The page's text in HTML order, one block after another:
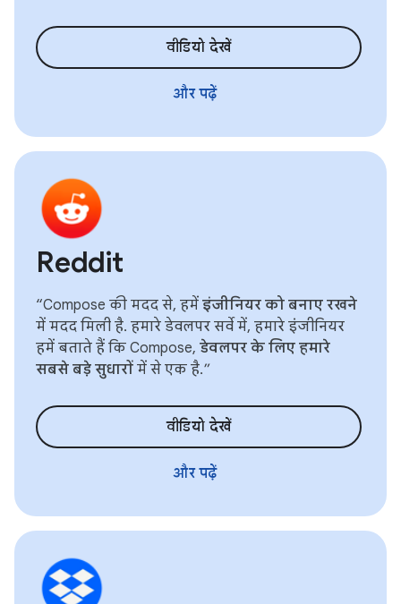
वीडियो देखें
और पढ़ें
Reddit
“Compose की मदद से, हमें इंजीनियर को बनाए रखने
में मदद मिली है. हमारे डेवलपर सर्वे में, हमारे इंजीनियर
हमें बताते हैं कि Compose, डेवलपर के लिए हमारे
सबसे बड़े सुधारों में से एक है.”
वीडियो देखें
और पढ़ें